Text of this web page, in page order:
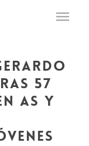
57
as y